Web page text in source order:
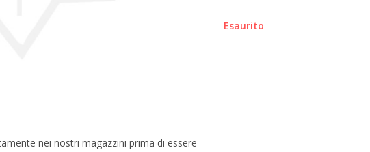
Esaurito
nei nostri magazzini prima di essere